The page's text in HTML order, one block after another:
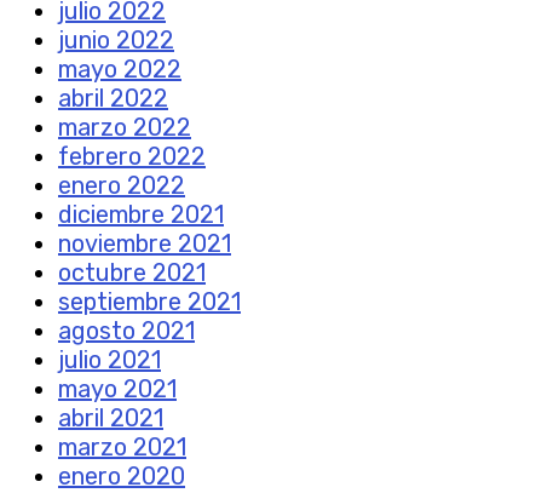
julio 2022
junio 2022
mayo 2022
abril 2022
marzo 2022
febrero 2022
enero 2022
diciembre 2021
noviembre 2021
octubre 2021
septiembre 2021
agosto 2021
julio 2021
mayo 2021
abril 2021
marzo 2021
enero 2020